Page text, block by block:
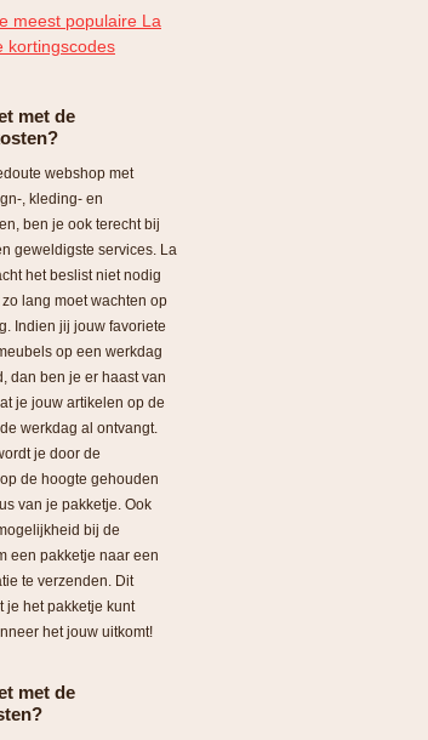
meest populaire La
kortingscodes
met de
webshop met
, kleding- en
ben je ook terecht bij
geweldigste services. La
het beslist niet nodig
lang moet wachten op
Indien jij jouw favoriete
op een werkdag
dan ben je er haast van
je jouw artikelen op de
werkdag al ontvangt.
je door de
de hoogte gehouden
van je pakketje. Ook
bij de
een pakketje naar een
te verzenden. Dit
je het pakketje kunt
het jouw uitkomt!
met de